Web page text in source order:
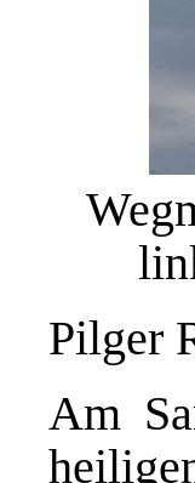
Pilger
Am